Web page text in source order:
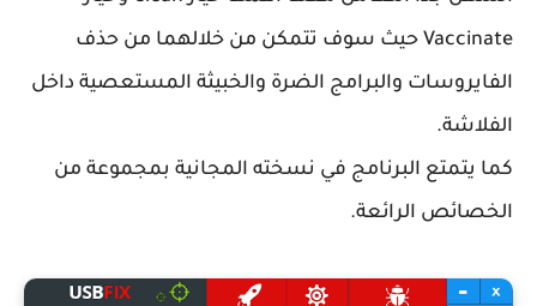
Vaccinate حيث سوف تتمكن من خلالهما من حذف
الفايروسات والبرامج الضرة والخبيثة المستعصية داخل
الفلاشة.
كما يتمتع البرنامج في نسخته المجانية بمجموعة من
الخصائص الرائعة.